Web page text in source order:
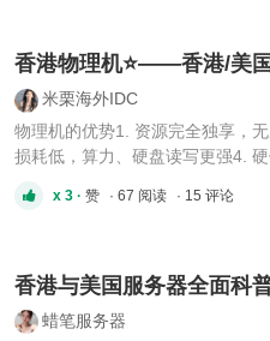
香港物理机⭐️——香港/美
米栗海外IDC
物理机的优势1. 资源完全独享，
损耗低，算力、硬盘读写更强4.
30M优化 国际100M） 8H/16G/1THDD/15M/2IP
x 3 · 赞 · 67 阅读 · 15 评论
香港与美国服务器全面科
蜡笔服务器